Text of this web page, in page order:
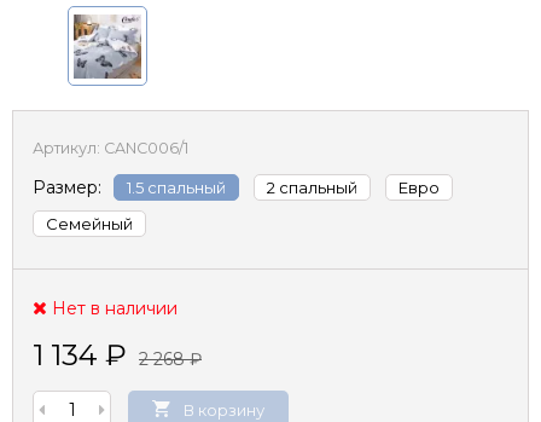
Артикул: CANC006/1
Размер: 1.5 спальный 2 спальный
Евро
Семейный
Нет в наличии
1 134 ₽ 2 268₽
В корзину